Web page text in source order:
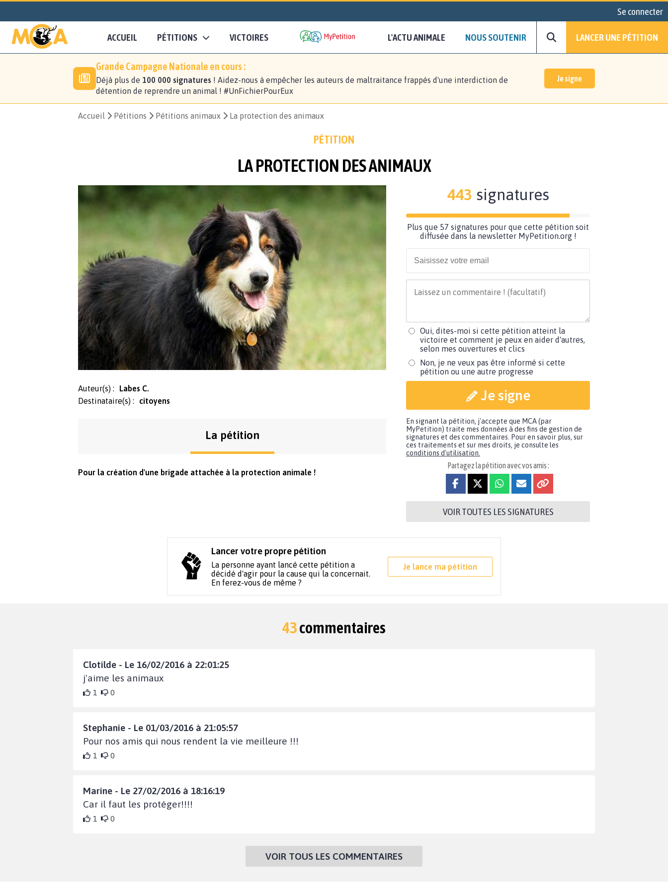
Se connecter
ACCUEIL PÉTITIONS VICTOIRES L'ACTU ANIMALE NOUS SOUTENIR LANCER UNE PÉTITION
Grande Campagne Nationale en cours :
Déjà plus de 100 000 signatures ! Aidez-nous à empêcher les auteurs de maltraitance frappés d'une interdiction de
détention de reprendre un animal ! #UnFichierPourEux
Je signe
Accueil Pétitions Pétitions animaux La protection des animaux
PÉTITION
LA PROTECTION DES ANIMAUX
Auteur(s) :
Labes C.
Destinataire(s) :
citoyens
La pétition
Pour la création d'une brigade attachée à la protection animale !
443 signatures
Plus que 57 signatures pour que cette pétition soit
diffusée dans la newsletter MyPetition.org !
Oui, dites-moi si cette pétition atteint la
victoire et comment je peux en aider d'autres,
selon mes ouvertures et clics
Non, je ne veux pas être informé si cette
pétition ou une autre progresse
Je signe
En signant la pétition, j'accepte que MCA (par
MyPetition) traite mes données à des fins de gestion de
signatures et des commentaires. Pour en savoir plus, sur
ces traitements et sur mes droits, je consulte les
conditions d'utilisation.
Partagez la pétition avec vos amis :
VOIR TOUTES LES SIGNATURES
Lancer votre propre pétition
La personne ayant lancé cette pétition a
décidé d'agir pour la cause qui la concernait.
En ferez-vous de même ?
Je lance ma pétition
43commentaires
Clotilde - Le 16/02/2016 à 22:01:25
j'aime les animaux
1 0
Stephanie - Le 01/03/2016 à 21:05:57
Pour nos amis qui nous rendent la vie meilleure !!!
1 0
Marine - Le 27/02/2016 à 18:16:19
Car il faut les protéger!!!!
1 0
VOIR TOUS LES COMMENTAIRES